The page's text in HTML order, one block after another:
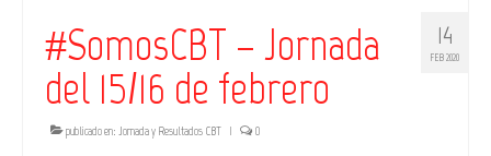
14
FEB 2020
#SomosCBT – Jornada
del 15/16 de febrero
publicado en: Jornada y Resultados CBT | 0